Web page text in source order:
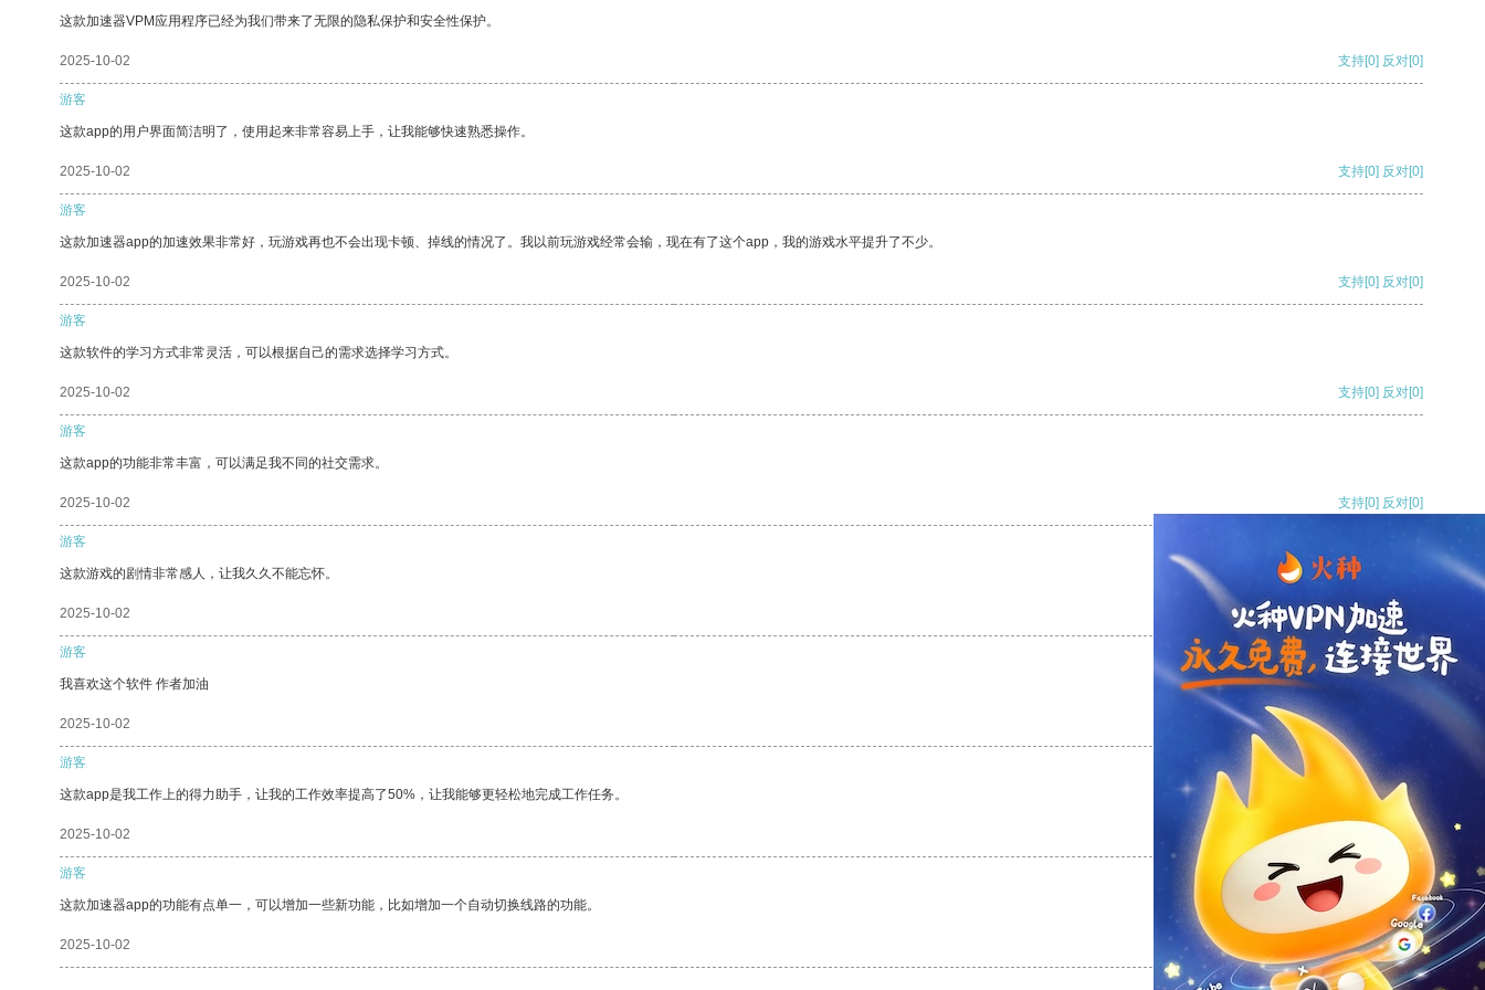
这款加速器VPM应用程序已经为我们带来了无限的隐私保护和安全性保护。
2025-10-02 支持[0] 反对[0]
游客
这款app的用户界面简洁明了，使用起来非常容易上手，让我能够快速熟悉操作。
2025-10-02 支持[0] 反对[0]
游客
这款加速器app的加速效果非常好，玩游戏再也不会出现卡顿、掉线的情况了。我以前玩游戏经常会输，现在有了这个app，我的游戏水平提升了不少。
2025-10-02 支持[0] 反对[0]
游客
这款软件的学习方式非常灵活，可以根据自己的需求选择学习方式。
2025-10-02 支持[0] 反对[0]
游客
这款app的功能非常丰富，可以满足我不同的社交需求。
2025-10-02 支持[0] 反对[0]
游客
这款游戏的剧情非常感人，让我久久不能忘怀。
2025-10-02 支持[0] 反对
游客
我喜欢这个软件 作者加油
2025-10-02 支持
游客
这款app是我工作上的得力助手，让我的工作效率提高了50%，让我能够更轻松地完成工作任务。
2025-10-02 反对 [0]
游客
这款加速器app的功能有点单一，可以增加一些新功能，比如增加一个自动切换线路的功能。
2025-10-02 支持[0] 反对[0]